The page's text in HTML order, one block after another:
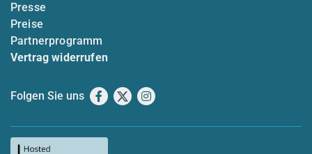
Presse
Preise
Partnerprogramm
Vertrag widerrufen
Folgen Sie uns Facebook
X Instagram